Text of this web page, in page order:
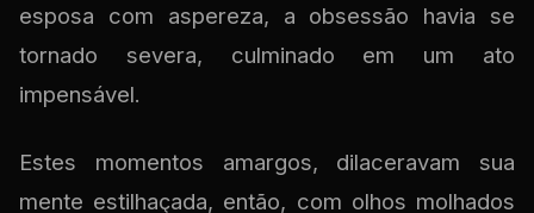
esposa com aspereza, a obsessão havia se
tornado severa, culminado em um ato
impensável.
Estes momentos amargos, dilaceravam sua
mente estilhaçada, então, com olhos molhados